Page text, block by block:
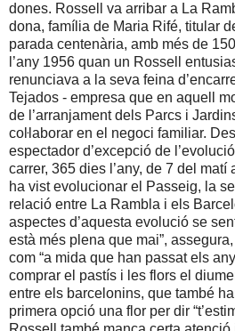
dones. Rossell va arribar a La
dona, família de Maria Rifé, titular
parada centenària, amb més de
l’any 1956 quan un Rossell
renunciava a la seva feina
Tejados - empresa que en aquell
de l’arranjament dels Parcs i
coŀlaborar en el negoci familiar.
espectador d’excepció de
carrer, 365 dies l’any, de 7 del matí
ha vist evolucionar el Passeig, la
relació entre La Rambla i els
aspectes d’aquesta evolució se
està més plena que mai”,
com “a mida que han passat els
comprar el pastís i les flors el
entre els barcelonins, que també
primera opció una flor per dir